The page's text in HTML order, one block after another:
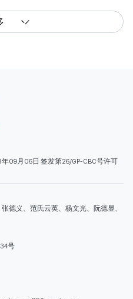
09月06日 签发第26/GP-CBC号许可